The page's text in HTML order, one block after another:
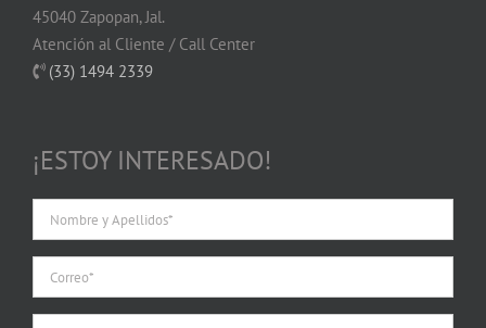
45040 Zapopan, Jal.
Atención al Cliente / Call Center
(33) 1494 2339
¡ESTOY INTERESADO!